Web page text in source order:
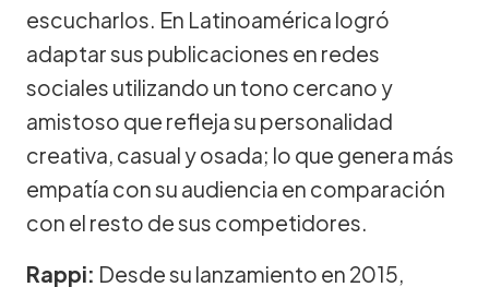
escucharlos. En Latinoamérica logró
adaptar sus publicaciones en redes
sociales utilizando un tono cercano y
amistoso que refleja su personalidad
creativa, casual y osada; lo que genera más
empatía con su audiencia en comparación
con el resto de sus competidores.
Rappi: Desde su lanzamiento en 2015,